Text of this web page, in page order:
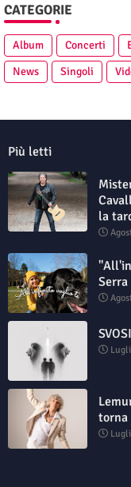
CATEGORIE
Album Concerti
News
Singoli
Più letti
la
torna